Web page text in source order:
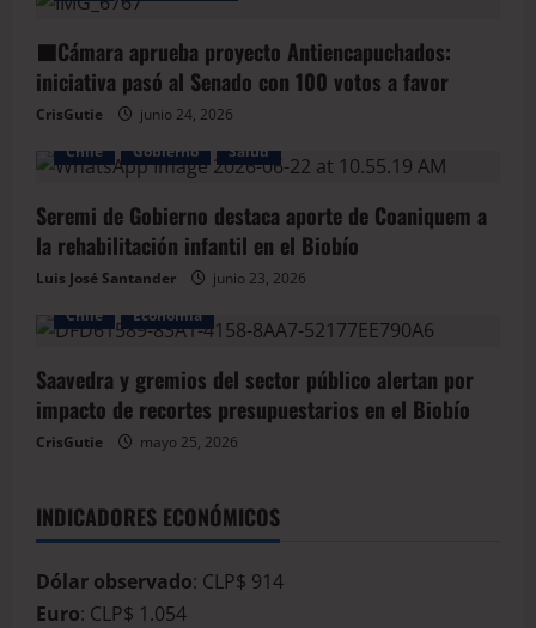
🟦Cámara aprueba proyecto Antiencapuchados:
iniciativa pasó al Senado con 100 votos a favor
CrisGutie
junio 24, 2026
Chile
Gobierno Salud
Seremi de Gobierno destaca aporte de Coaniquem a
la rehabilitación infantil en el Biobío
Luis José Santander
junio 23, 2026
Chile
Economía
Saavedra y gremios del sector público alertan por
impacto de recortes presupuestarios en el Biobío
CrisGutie mayo 25, 2026
INDICADORES ECONÓMICOS
Dólar observado: CLP$ 914
Euro: CLP$ 1.054